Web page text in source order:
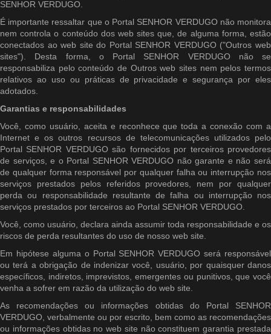
SENHOR VERDUGO.
É importante ressaltar que o Portal SENHOR VERDUGO não monitora
nem controla o conteúdo dos web sites que, de alguma forma, estão
conectados ao web site do Portal SENHOR VERDUGO ("Outros web
sites"). Desta forma, o Portal SENHOR VERDUGO não se
responsabiliza pelo conteúdo de Outros web sites nem pelos termos
relativos ao uso ou práticas de privacidade e segurança por eles
adotados.
Garantias e responsabilidades
Você, como usuário, aceita e reconhece que toda a conexão com a
Internet e os outros recursos de telecomunicações utilizados pelo
Portal SENHOR VERDUGO são fornecidos por terceiros provedores
de serviços, e o Portal SENHOR VERDUGO não garante e não será
de qualquer forma responsável por qualquer falha ou interrupção nos
serviços prestados pelos referidos provedores, nem por qualquer
perda ou responsabilidade resultante de falha ou interrupção nos
serviços prestados por terceiros ao Portal SENHOR VERDUGO.
Você, como usuário, declara ainda assumir toda responsabilidade e os
riscos de perda resultantes do uso de nosso web site.
Em hipótese alguma o Portal SENHOR VERDUGO será responsável
ou terá a obrigação de indenizar você, usuário, por quaisquer danos
específicos, indiretos, imprevistos, emergentes ou punitivos, que você
venha a sofrer em razão da utilização do web site.
As recomendações ou informações obtidas do Portal SENHOR
VERDUGO, verbalmente ou por escrito, bem como as recomendações
ou informações obtidas no web site não constituem garantia prestada